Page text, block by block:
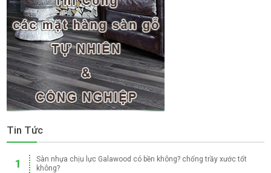
Tin Tức
1
Sàn nhựa chịu lực Galawood có bền không? chống trầy xước tốt
không?